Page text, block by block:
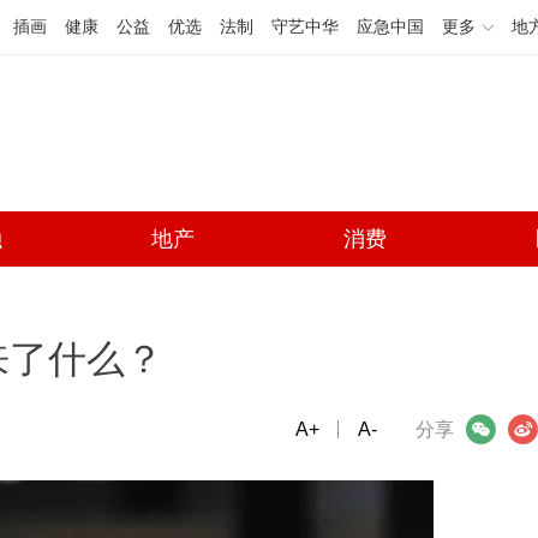
插画 健康 公益 优选 法制 守艺中华 应急中国 更多 地
地产 消费
什么？
分享
微信 微博
A+ A-